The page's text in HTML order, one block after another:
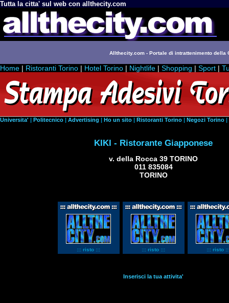
Tutta la citta' sul web con allthecity.com
Allthecity.com - Portale di intrattenimento della
Home | Ristoranti Torino | Hotel Torino | Nightlife | Shopping | Sport |
Universita' | Politecnico | Advertising | Ho un sito | Ristoranti Torino | Negozi Torino |
KIKI - Ristorante Giapponese
v. della Rocca 39 TORINO
011 835084
TORINO
::: risto ::: ::: risto ::: ::: risto
Inserisci la tua attivita'